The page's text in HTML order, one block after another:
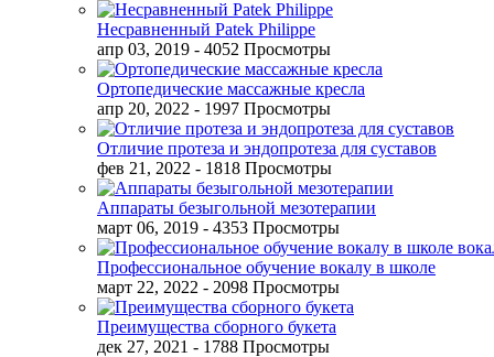
Несравненный Patek Philippe
апр 03, 2019 - 4052 Просмотры
Ортопедические массажные кресла
апр 20, 2022 - 1997 Просмотры
Отличие протеза и эндопротеза для суставов
фев 21, 2022 - 1818 Просмотры
Аппараты безыгольной мезотерапии
март 06, 2019 - 4353 Просмотры
Профессиональное обучение вокалу в школе
март 22, 2022 - 2098 Просмотры
Преимущества сборного букета
дек 27, 2021 - 1788 Просмотры